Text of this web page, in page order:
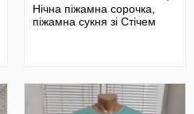
Нічна піжамна сорочка,
піжамна сукня зі Стічем